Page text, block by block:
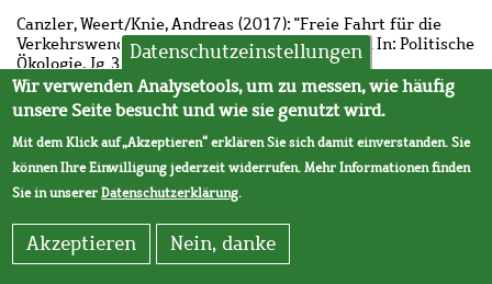
Canzler, Weert/Knie, Andreas (2017): "Freie Fahrt für die
Verkehrswende! Mobilität und Digitalisierung". In: Politische
Ökologie, Jg. 35, H. 148, S. 91-96.
Hunsicker, Frank/Scherf, Christian(2017): "Fahrerlose
Shuttles für den öffentlichen Personenverkehr". In: Deine
Bahn - Fachzeitschrift von DB Training, Learning &
Consulting und des Verbandes Deutscher
Eisenbahnfachschulen, Jg. 45, H. 10, S. 16-21.
unterläuft Sharingangebote'". In: UmweltBriefe - Energie,
Klima, Mobilität, Natur, H. Juli, S. 11.
Datenschutzeinstellungen
Wir verwenden Analysetools, um zu messen, wie häufig
unsere Seite besucht und wie sie genutzt wird.
Mit dem Klick auf „Akzeptieren“ erklären Sie sich damit einverstanden. Sie
können Ihre Einwilligung jederzeit widerrufen. Mehr Informationen finden
Sie in unsererDatenschutzerklärung.
Akzeptieren Nein, danke